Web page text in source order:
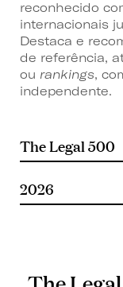
reconhecido
internacionais
Destaca e
de referência,
ou rankings,
independente.